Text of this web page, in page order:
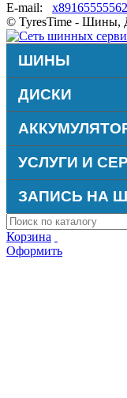
E-mail:
© TyresTime - Шины,
ШИНЫ
ДИСКИ
УСЛУГИ И
ЗАПИСЬ НА
Корзина
Оформить